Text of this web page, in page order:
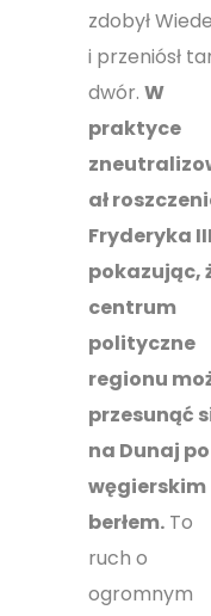
zdobył
i przeniósł
dwór. W
praktyce
ał
Fryderyka
pokazując,
centrum
polityczne
regionu
przesunąć
na Dunaj
węgierskim
berłem.To
ruch o
ogromnym